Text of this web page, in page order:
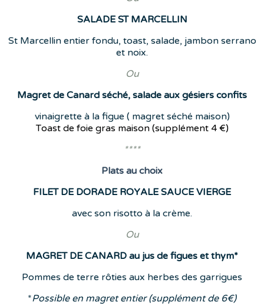
SALADE ST MARCELLIN
St Marcellin entier fondu, toast, salade, jambon serrano
et noix.
Ou
Magret de Canard séché, salade aux gésiers confits
vinaigrette à la figue ( magret séché maison)
Toast de foie gras maison (supplément 4 €)
****
Plats au choix
FILET DE DORADE ROYALE SAUCE VIERGE
avec son risotto à la crème.
Ou
MAGRET DE CANARD au jus de figues et thym*
Pommes de terre rôties aux herbes des garrigues
*Possible en magret entier (supplément de 6€)